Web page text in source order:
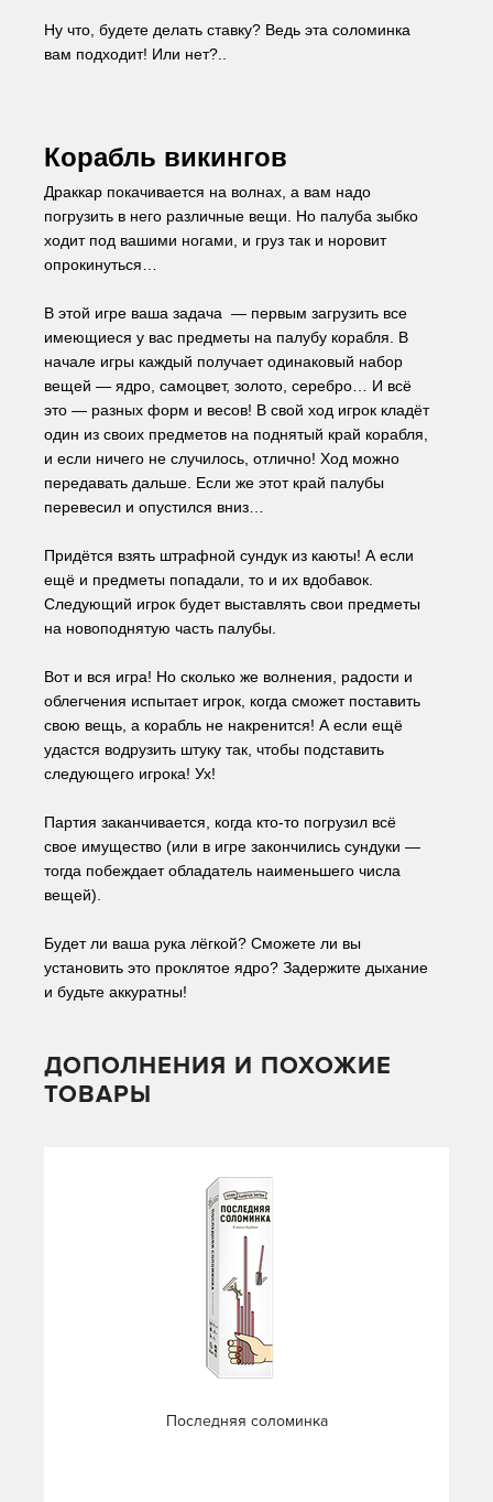
Ну что, будете делать ставку? Ведь эта соломинка
вам подходит! Или нет?..
Корабль викингов
Драккар покачивается на волнах, а вам надо
погрузить в него различные вещи. Но палуба зыбко
ходит под вашими ногами, и груз так и норовит
опрокинуться…
В этой игре ваша задача  — первым загрузить все
имеющиеся у вас предметы на палубу корабля. В
начале игры каждый получает одинаковый набор
вещей — ядро, самоцвет, золото, серебро… И всё
это — разных форм и весов! В свой ход игрок кладёт
один из своих предметов на поднятый край корабля,
и если ничего не случилось, отлично! Ход можно
передавать дальше. Если же этот край палубы
перевесил и опустился вниз…
Придётся взять штрафной сундук из каюты! А если
ещё и предметы попадали, то и их вдобавок.
Следующий игрок будет выставлять свои предметы
на новоподнятую часть палубы.
Вот и вся игра! Но сколько же волнения, радости и
облегчения испытает игрок, когда сможет поставить
свою вещь, а корабль не накренится! А если ещё
удастся водрузить штуку так, чтобы подставить
следующего игрока! Ух!
Партия заканчивается, когда кто-то погрузил всё
свое имущество (или в игре закончились сундуки —
тогда побеждает обладатель наименьшего числа
вещей).
Будет ли ваша рука лёгкой? Сможете ли вы
установить это проклятое ядро? Задержите дыхание
и будьте аккуратны!
ДОПОЛНЕНИЯ И ПОХОЖИЕ
ТОВАРЫ
Последняя соломинка